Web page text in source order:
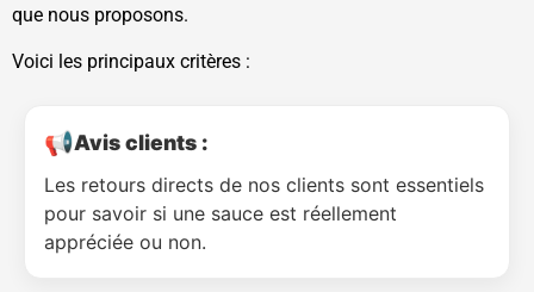
que nous proposons.
Voici les principaux critères :
📢Avis clients :
Les retours directs de nos clients sont essentiels
pour savoir si une sauce est réellement
appréciée ou non.